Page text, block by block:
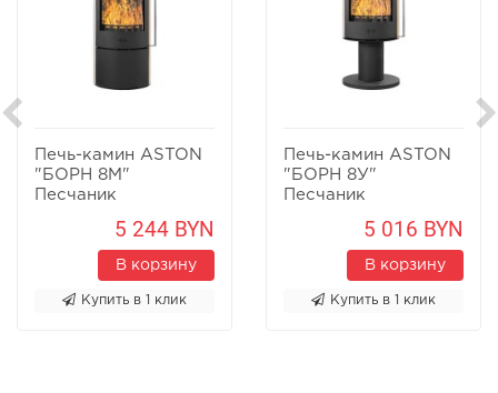
Печь-камин ASTON
"БОРН 8М"
Песчаник
5 244 BYN
В корзину
Купить в 1 клик
Печь-камин ASTON
"БОРН 8У"
Песчаник
5 016 BYN
В корзину
Купить в 1 клик